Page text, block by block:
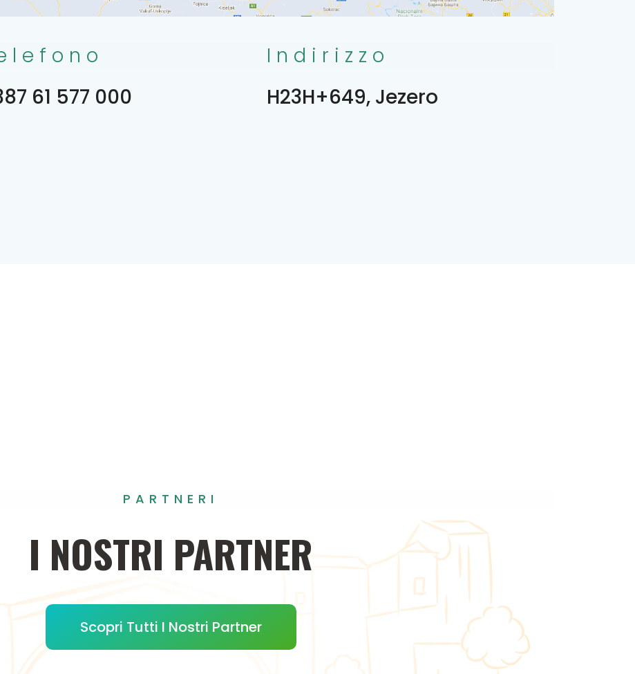
61 577 000
Indirizzo
H23H+649, Jezero
PARTNERI
I NOSTRI PARTNER
Scopri Tutti I Nostri Partner